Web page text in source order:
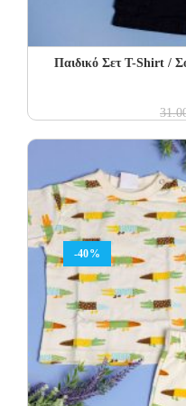
Παιδικό Σετ Τ-Shirt /
-40%